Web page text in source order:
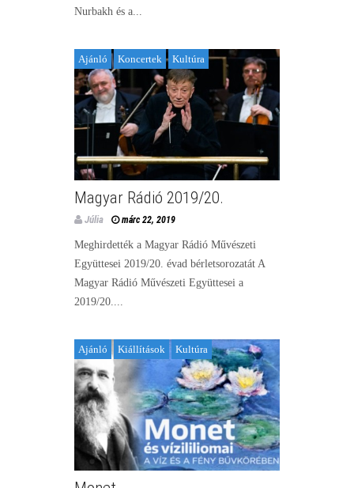
Nurbakh és a...
Ajánló Koncertek Kultúra
Magyar Rádió 2019/20.
Júlia márc 22, 2019
Meghirdették a Magyar Rádió Művészeti
Együttesei 2019/20. évad bérletsorozatát A
Magyar Rádió Művészeti Együttesei a
2019/20....
Ajánló Kiállítások Kultúra